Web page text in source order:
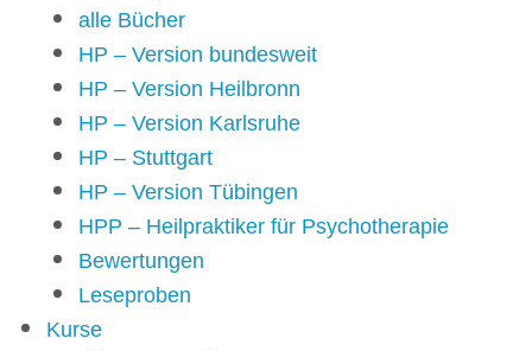
alle Bücher
HP – Version bundesweit
HP – Version Heilbronn
HP – Version Karlsruhe
HP – Stuttgart
HP – Version Tübingen
HPP – Heilpraktiker für Psychotherapie
Bewertungen
Leseproben
Kurse